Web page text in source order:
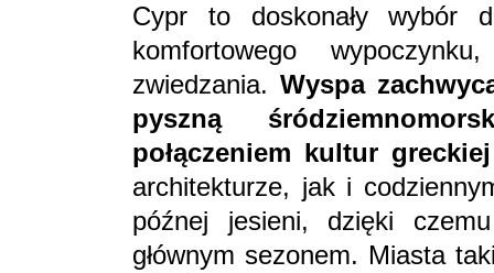
Cypr to doskonały wybór
komfortowego
zwiedzania. Wyspa
pyszną
połączeniem kultur
architekturze, jak i
późnej jesieni, dzięki
głównym sezonem. Miasta